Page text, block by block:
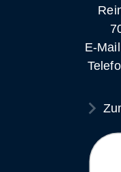
E-